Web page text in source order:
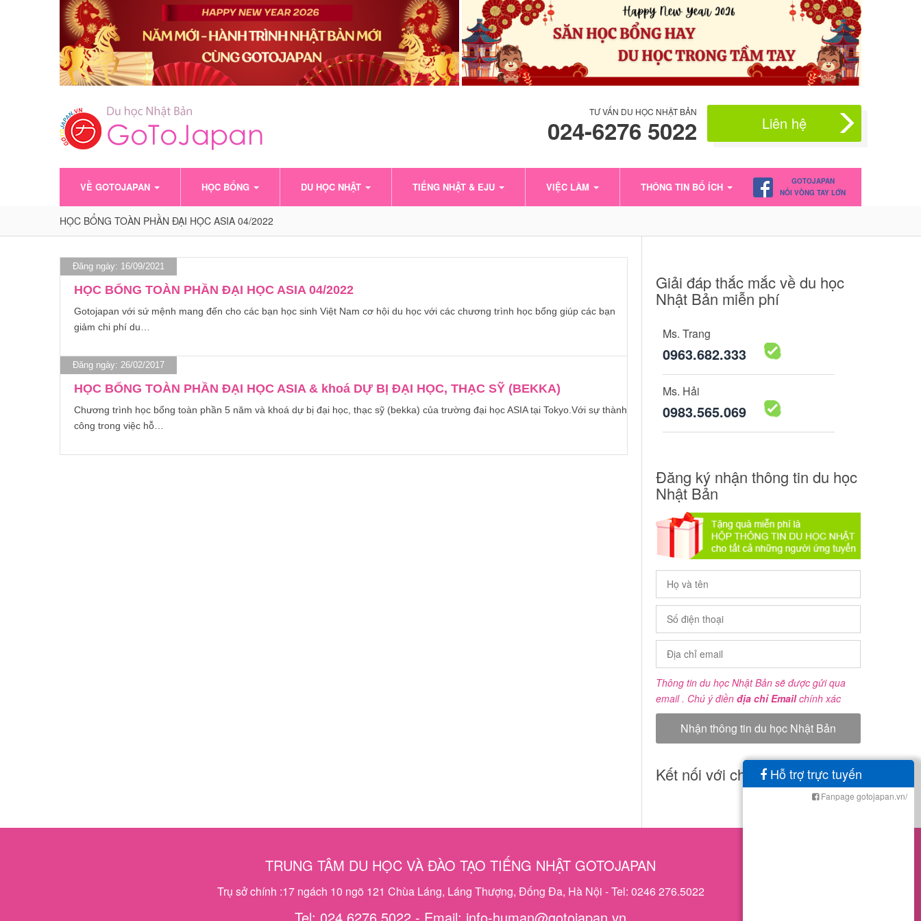
TƯ VẤN DU HỌC NHẬT BẢN
024-6276 5022 Liên hệ
VỀ GOTOJAPAN HỌC BỔNG DU HỌC NHẬT TIẾNG NHẬT & EJU VIỆC LÀM THÔNG TIN BỔ ÍCH
GOTOJAPAN
NỐI VÒNG TAY LỚN
HỌC BỔNG TOÀN PHẦN ĐẠI HỌC ASIA 04/2022
Đăng ngày: 16/09/2021
HỌC BỔNG TOÀN PHẦN ĐẠI HỌC ASIA 04/2022
Gotojapan với sứ mệnh mang đến cho các bạn học sinh Việt Nam cơ hội du học với các chương trình học bổng giúp các bạn
giảm chi phí du…
Đăng ngày: 26/02/2017
HỌC BỔNG TOÀN PHẦN ĐẠI HỌC ASIA & khoá DỰ BỊ ĐẠI HỌC, THẠC SỸ (BEKKA)
Chương trình học bổng toàn phần 5 năm và khoá dự bị đại học, thạc sỹ (bekka) của trường đại học ASIA tại Tokyo.Với sự thành
công trong việc hỗ…
Giải đáp thắc mắc về du học
Nhật Bản miễn phí
Ms. Trang
0963.682.333
Ms. Hải
0983.565.069
Đăng ký nhận thông tin du học
Nhật Bản
Thông tin du học Nhật Bản sẽ được gửi qua
email . Chú ý điền địa chỉ Emailchính xác
Kết nối với chúng tôi
TRUNG TÂM DU HỌC VÀ ĐÀO TẠO TIẾNG NHẬT GOTOJAPAN
Trụ sở chính :17 ngách 10 ngõ 121 Chùa Láng, Láng Thượng, Đống Đa, Hà Nội - Tel: 0246 276.5022
Hỗ trợ trực tuyến
Fanpage gotojapan.vn/